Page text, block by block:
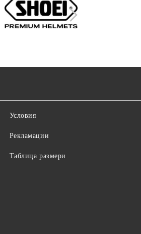
Условия
Рекламации
Таблица размери